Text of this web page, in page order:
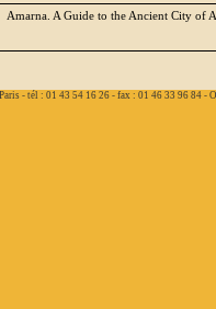
Amarna. A Guide to the Ancient City of
- tél : 01 43 54 16 26 - fax : 01 46 33 96 84